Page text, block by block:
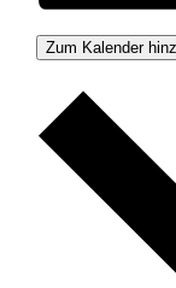
Zum Kalender